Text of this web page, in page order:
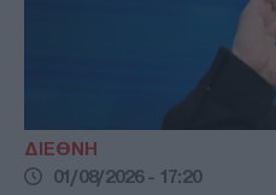
ΔΙΕΘΝΗ
01/08/2026 - 17:20